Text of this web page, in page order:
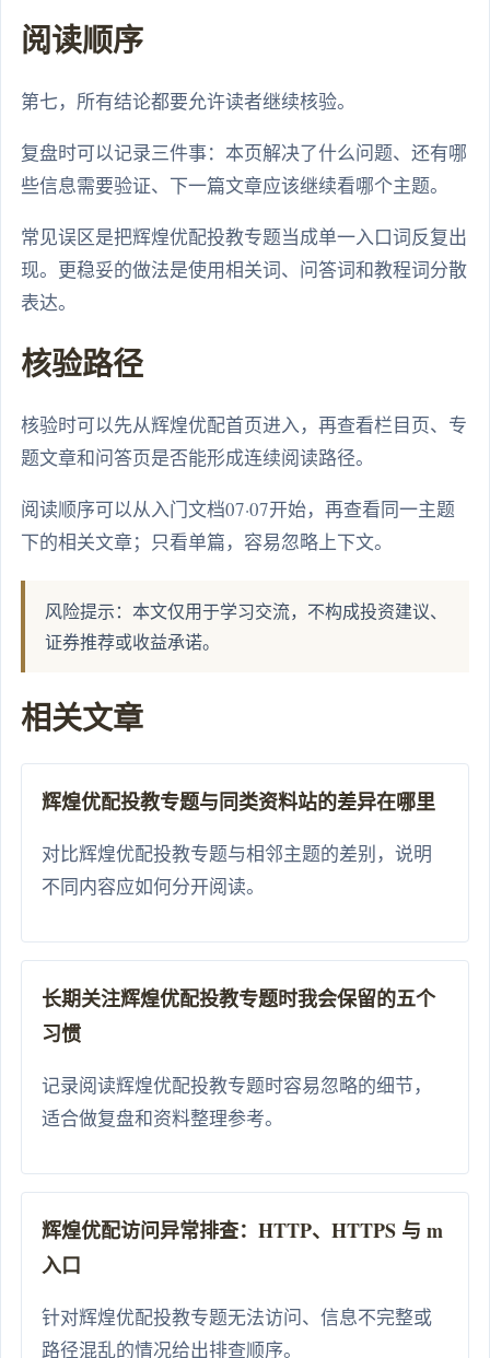
阅读顺序
第七，所有结论都要允许读者继续核验。
复盘时可以记录三件事：本页解决了什么问题、还有哪
些信息需要验证、下一篇文章应该继续看哪个主题。
常见误区是把辉煌优配投教专题当成单一入口词反复出
现。更稳妥的做法是使用相关词、问答词和教程词分散
表达。
核验路径
核验时可以先从辉煌优配首页进入，再查看栏目页、专
题文章和问答页是否能形成连续阅读路径。
阅读顺序可以从入门文档07·07开始，再查看同一主题
下的相关文章；只看单篇，容易忽略上下文。
风险提示：本文仅用于学习交流，不构成投资建议、
证券推荐或收益承诺。
相关文章
辉煌优配投教专题与同类资料站的差异在哪里
对比辉煌优配投教专题与相邻主题的差别，说明
不同内容应如何分开阅读。
长期关注辉煌优配投教专题时我会保留的五个
习惯
记录阅读辉煌优配投教专题时容易忽略的细节，
适合做复盘和资料整理参考。
辉煌优配访问异常排查：HTTP、HTTPS 与 m
入口
针对辉煌优配投教专题无法访问、信息不完整或
路径混乱的情况给出排查顺序。